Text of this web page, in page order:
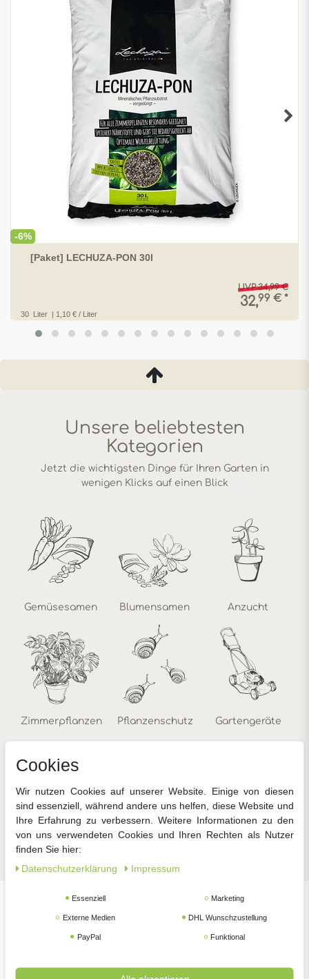
-6%
[Paket] LECHUZA-PON 30l
UVP 34,99 €
32,99 € *
30 Liter | 1,10 € / Liter
Unsere beliebtesten
Kategorien
Jetzt die wichtigsten Dinge für Ihren Garten in
wenigen Klicks auf einen Blick
Gemüsesamen Blumensamen Anzucht
Zimmerpflanzen Pflanzenschutz Gartengeräte
Zubehör
Unsere beliebtesten Marken
Cookies
Wir nutzen Cookies auf unserer Website. Einige von diesen
sind essenziell, während andere uns helfen, diese Website und
Ihre Erfahrung zu verbessern. Weitere Informationen zu den
von uns verwendeten Cookies und Ihren Rechten als Nutzer
finden Sie hier:
Daten­schutz­erklärung
Impressum
Essenziell Marketing
Externe Medien DHL Wunschzustellung
PayPal Funktional